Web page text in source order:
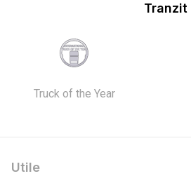
Tranzit
Truck of the Year
Utile